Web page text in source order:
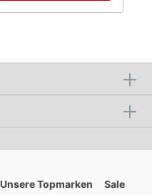
Unsere Topmarken Sale